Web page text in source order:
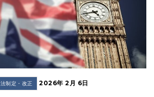
法制定・改正 2026年 2月 6日